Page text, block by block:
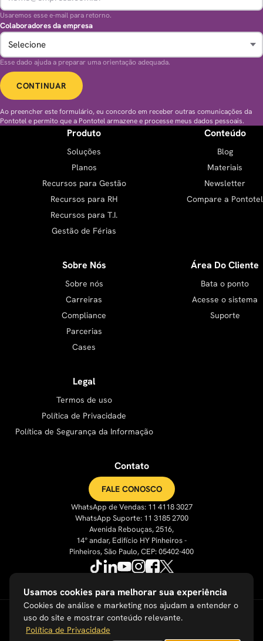
Usaremos esse e-mail para retorno.
Colaboradores da empresa
Esse dado ajuda a preparar uma orientação adequada.
CONTINUAR
Ao preencher este formulário, eu concordo em receber outras comunicações da
Pontotel e permito que a Pontotel armazene e processe meus dados pessoais.
Produto
Soluções
Planos
Recursos para Gestão
Recursos para RH
Recursos para T.I.
Gestão de Férias
Conteúdo
Blog
Materiais
Newsletter
Compare a Pontotel
Sobre Nós
Sobre nós
Carreiras
Compliance
Parcerias
Cases
Área Do Cliente
Bata o ponto
Acesse o sistema
Suporte
Legal
Termos de uso
Política de Privacidade
Política de Segurança da Informação
Contato
FALE CONOSCO
WhatsApp de Vendas: 11 4118 3027
WhatsApp Suporte: 11 3185 2700
Avenida Rebouças, 2516,
14° andar, Edifício HY Pinheiros -
Pinheiros, São Paulo, CEP: 05402-400
Usamos cookies para melhorar sua experiência
Cookies de análise e marketing nos ajudam a entender o
uso do site e mostrar conteúdo relevante.
Política de Privacidade